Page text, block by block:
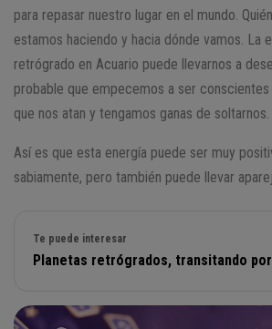
para repasar nuestro lugar en el mundo.
estamos haciendo y hacia dónde vamos. La
retrógrado en Acuario puede llevarnos a
probable que empecemos a ser
que nos atan y tengamos ganas de soltarnos.
Así es que esta energía puede ser muy
sabiamente, pero también puede llevar
Te puede interesar
Planetas retrógrados, transitando